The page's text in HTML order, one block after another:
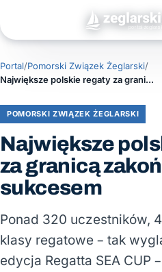
Portal/Pomorski Związek Żeglarski/
Największe polskie regaty za granicą zakończone sukcesem
POMORSKI ZWIĄZEK ŻEGLARSKI
Największe
za granicą
sukcesem
Ponad 320 uczestników,
klasy regatowe – tak
edycja Regatta SEA CUP